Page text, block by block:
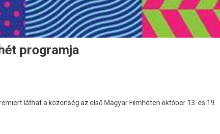
programja
láthat a közönség az első Magyar Filmhéten október 13. és 19.